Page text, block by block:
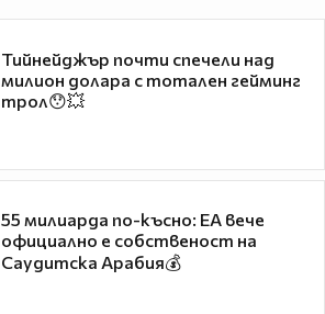
Тийнейджър почти спечели над
милион долара с тотален гейминг
трол😯💥
55 милиарда по-късно: EA вече
официално е собственост на
Саудитска Арабия💰